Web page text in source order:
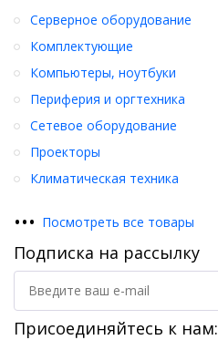
Серверное оборудование
Комплектующие
Компьютеры, ноутбуки
Периферия и оргтехника
Сетевое оборудование
Проекторы
Климатическая техника
••• Посмотреть все товары
Подписка на рассылку
Присоединяйтесь к нам: